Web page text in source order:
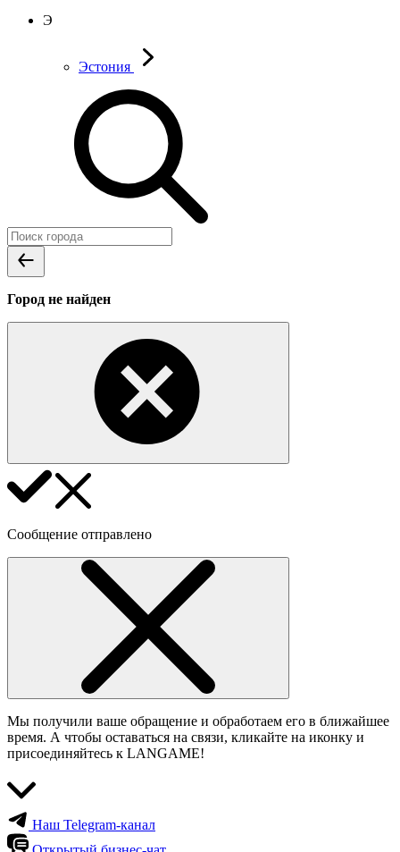
Э
Эстония
Город не найден
Сообщение отправлено
Мы получили ваше обращение и обработаем его в ближайшее
время. А чтобы оставаться на связи, кликайте на иконку и
присоединяйтесь к LANGAME!
Наш Telegram-канал